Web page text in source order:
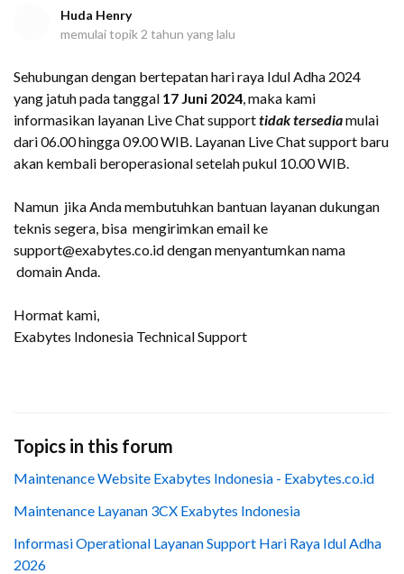
Huda Henry
memulai topik 2 tahun yang lalu
Sehubungan dengan bertepatan hari raya Idul Adha 2024
yang jatuh pada tanggal 17 Juni 2024, maka kami
informasikan layanan Live Chat supporttidak tersediamulai
dari 06.00 hingga 09.00 WIB. Layanan Live Chat support baru
akan kembali beroperasional setelah pukul 10.00 WIB.
Namun jika Anda membutuhkan bantuan layanan dukungan
teknis segera, bisa mengirimkan email ke
support@exabytes.co.id dengan menyantumkan nama
domain Anda.
Hormat kami,
Exabytes Indonesia Technical Support
Topics in this forum
Maintenance Website Exabytes Indonesia - Exabytes.co.id
Maintenance Layanan 3CX Exabytes Indonesia
Informasi Operational Layanan Support Hari Raya Idul Adha
2026